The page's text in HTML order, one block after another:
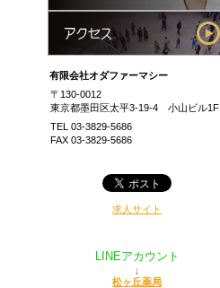
有限会社オダファーマシー
〒130-0012
東京都墨田区太平3-19-4 小山ビル1F
TEL 03-3829-5686
FAX 03-3829-5686
求人サイト
LINEアカウント
↓
松ヶ丘薬局